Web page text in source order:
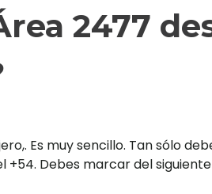
2477
Es muy sencillo. Tan sólo
+54. Debes marcar del